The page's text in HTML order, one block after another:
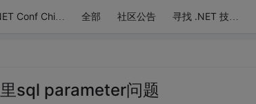
.NET Conf China 全部 社区公告 寻找 .NET 技术达人
sql parameter问题